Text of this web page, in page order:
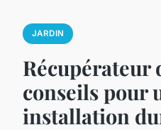
JARDIN
Récupérateur
conseils pour
installation